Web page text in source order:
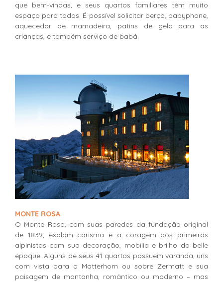
que bem-vindas, e seus quartos familiares têm muito
espaço para todos. É possível solicitar berço, babyphone,
aquecedor de mamadeira, patins de gelo para as
crianças, e também serviço de babá.
MONTE ROSA
O Monte Rosa, com suas paredes da fundação original
de 1839, exalam carisma e a coragem dos primeiros
alpinistas com sua decoração, mobília e brilho da belle
époque. Alguns de seus 41 quartos possuem varanda, uns
com vista para o Matterhorn ou sobre Zermatt e sua
paisagem de montanha, romântico ou moderno – mas